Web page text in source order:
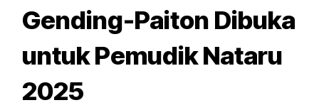
Gending-Paiton Dibuka
untuk Pemudik Nataru
2025